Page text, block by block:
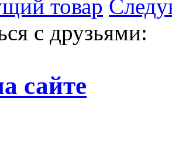
товар
с друзьями:
сайте